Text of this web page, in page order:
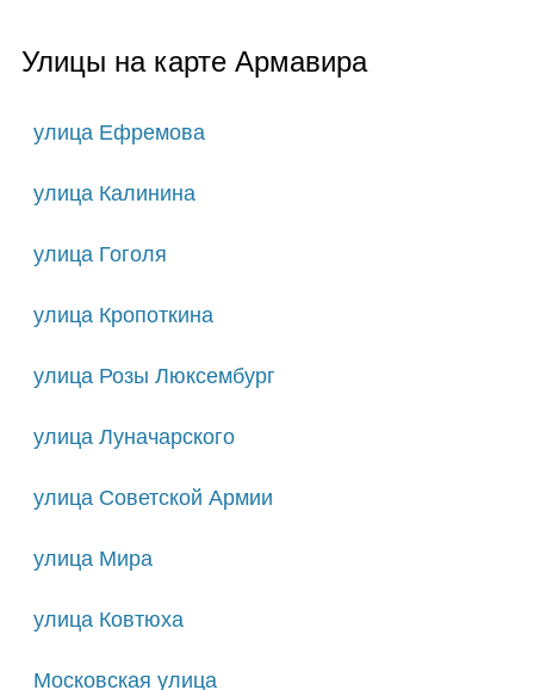
Улицы на карте Армавира
улица Ефремова
улица Калинина
улица Гоголя
улица Кропоткина
улица Розы Люксембург
улица Луначарского
улица Советской Армии
улица Мира
улица Ковтюха
Московская улица